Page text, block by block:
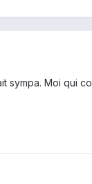
Moi qui